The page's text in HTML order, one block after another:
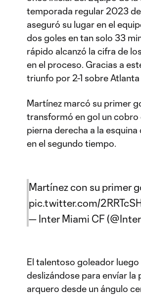
temporada regular 2023 de
aseguró su lugar en el
dos goles en tan solo 33
rápido alcanzó la cifra de
en el proceso. Gracias a
triunfo por 2-1 sobre
Martínez marcó su primer
transformó en gol un cobro
pierna derecha a la
en el segundo tiempo.
Martínez con su primer
pic.twitter.com/
— Inter Miami CF
El talentoso goleador
deslizándose para envíar
arquero desde un ángulo